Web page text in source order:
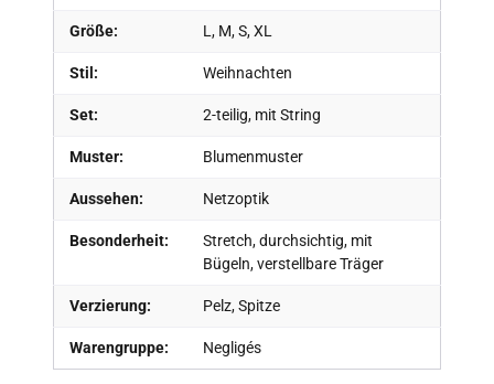
Größe: L, M, S, XL
Stil: Weihnachten
Set: 2-teilig, mit String
Muster: Blumenmuster
Aussehen: Netzoptik
Besonderheit:
Stretch, durchsichtig, mit
Bügeln, verstellbare Träger
Verzierung: Pelz, Spitze
Warengruppe: Negligés